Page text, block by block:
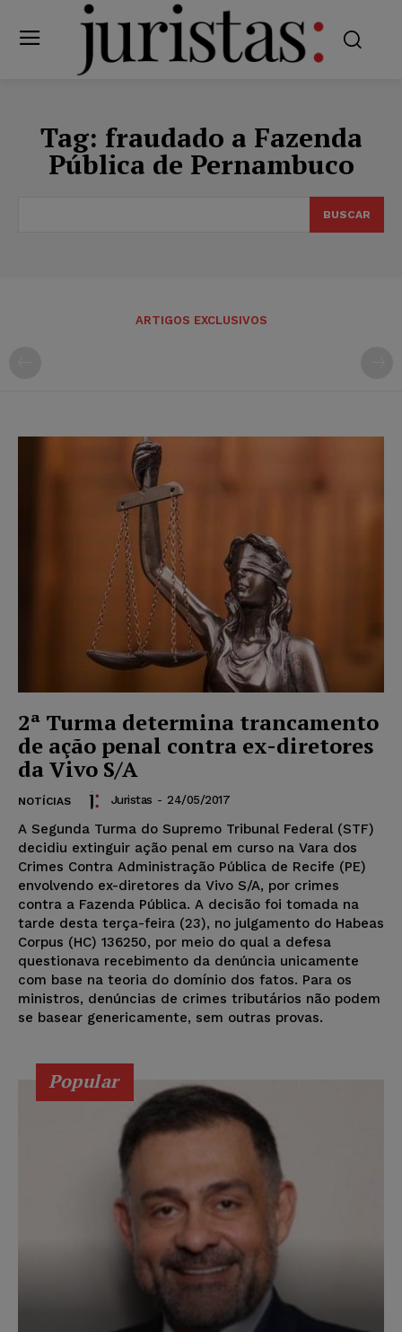
Tag: fraudado a Fazenda
Pública de Pernambuco
BUSCAR
ARTIGOS EXCLUSIVOS
2ª Turma determina trancamento
de ação penal contra ex-diretores
da Vivo S/A
NOTÍCIAS Juristas - 24/05/2017
A Segunda Turma do Supremo Tribunal Federal (STF)
decidiu extinguir ação penal em curso na Vara dos
Crimes Contra Administração Pública de Recife (PE)
envolvendo ex-diretores da Vivo S/A, por crimes
contra a Fazenda Pública. A decisão foi tomada na
tarde desta terça-feira (23), no julgamento do Habeas
Corpus (HC) 136250, por meio do qual a defesa
questionava recebimento da denúncia unicamente
com base na teoria do domínio dos fatos. Para os
ministros, denúncias de crimes tributários não podem
se basear genericamente, sem outras provas.
Popular